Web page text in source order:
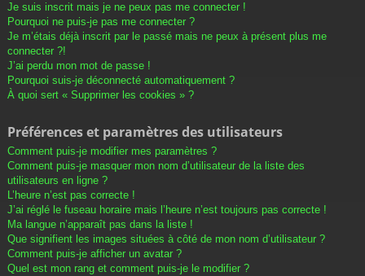
Je suis inscrit mais je ne peux pas me connecter !
Pourquoi ne puis-je pas me connecter ?
Je m’étais déjà inscrit par le passé mais ne peux à présent plus me
connecter ?!
J’ai perdu mon mot de passe !
Pourquoi suis-je déconnecté automatiquement ?
À quoi sert « Supprimer les cookies » ?
Préférences et paramètres des utilisateurs
Comment puis-je modifier mes paramètres ?
Comment puis-je masquer mon nom d’utilisateur de la liste des
utilisateurs en ligne ?
L’heure n’est pas correcte !
J’ai réglé le fuseau horaire mais l’heure n’est toujours pas correcte !
Ma langue n’apparaît pas dans la liste !
Que signifient les images situées à côté de mon nom d’utilisateur ?
Comment puis-je afficher un avatar ?
Quel est mon rang et comment puis-je le modifier ?